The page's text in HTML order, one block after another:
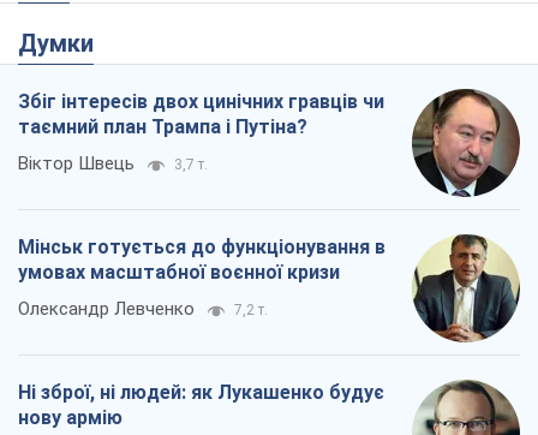
Думки
Збіг інтересів двох цинічних гравців чи
таємний план Трампа і Путіна?
Віктор Швець 3,7 т.
Мінськ готується до функціонування в
умовах масштабної воєнної кризи
Олександр Левченко 7,2 т.
Ні зброї, ні людей: як Лукашенко будує
нову армію